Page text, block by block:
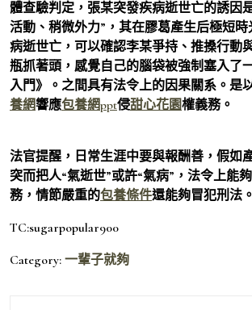
體查驗判定，張某突發疾病逝世亡的誘因
活動、稍微外力”，其在膠葛產生后極短
病逝世亡，可以確認李某爭持、推搡行動
瓶抓著頭，感覺自己的腦袋被強制塞入了
入門》。之間具有法令上的因果關系。是
養網響應包養網ppt侵甜心花園權義務。
法官提醒，日常生涯中要與報酬善，假如
突而把人“氣逝世”或許“氣病”，法令上能
務，情節嚴重的包養條件還能夠冒犯刑法。
TC:sugarpopular900
Category: 一輩子就夠